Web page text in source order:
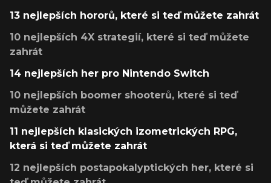
13 nejlepších hororů, které si teď můžete zahrát
10 nejlepších 4X strategií, které si teď můžete
zahrát
14 nejlepších her pro Nintendo Switch
10 nejlepších boomer shooterů, které si teď
můžete zahrát
11 nejlepších klasických izometrických RPG,
která si teď můžete zahrát
12 nejlepších postapokalyptických her, které si